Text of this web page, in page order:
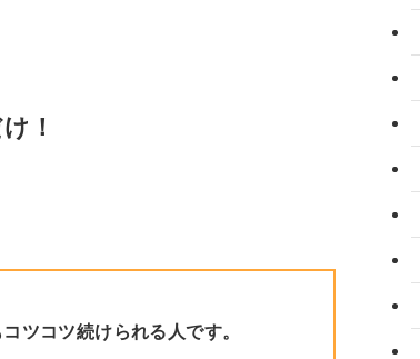
！
ツコツ続けられる人です。